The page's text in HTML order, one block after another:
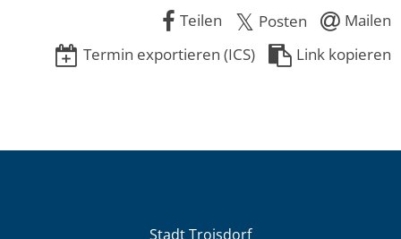
Teilen
Posten
Mailen
Termin exportieren (ICS)
Link kopieren
Stadt Troisdorf